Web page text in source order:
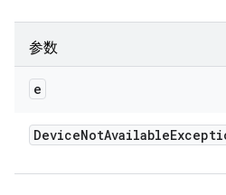
参数
e
DeviceNotAvailable